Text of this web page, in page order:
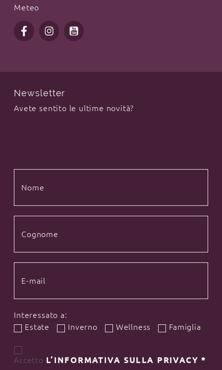
Meteo
Newsletter
Avete sentito le ultime novità?
Interessato a:
Estate
Inverno Wellness Famiglia
Accetto L’INFORMATIVA SULLA PRIVACY*